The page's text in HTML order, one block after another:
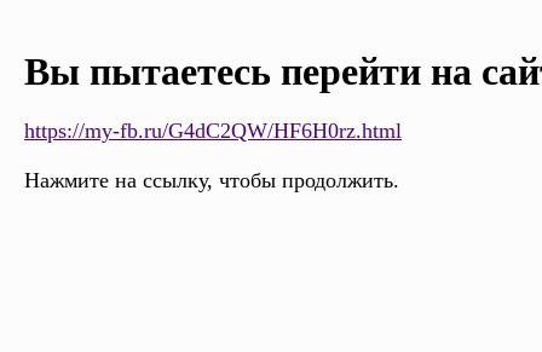
Вы пытаетесь перейти на
https://my-fb.ru/G4dC2QW/HF6H0rz.html
Нажмите на ссылку, чтобы продолжить.